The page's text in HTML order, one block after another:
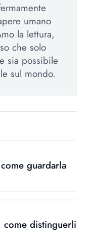
umano
la lettura,
che solo
sia possibile
sul mondo.
guardarla
come distinguerli